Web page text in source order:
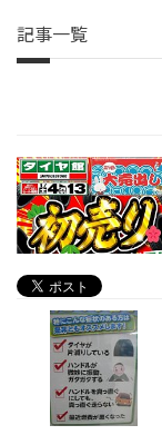
記事一覧